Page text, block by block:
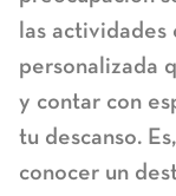
las
personalizada
y contar con
tu descanso.
conocer un